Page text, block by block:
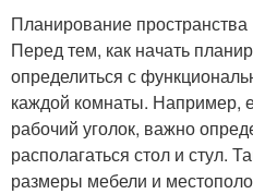
Планирование пространства
Перед тем, как начать
определиться с
каждой комнаты. Например,
рабочий уголок, важно
располагаться стол и стул.
размеры мебели и